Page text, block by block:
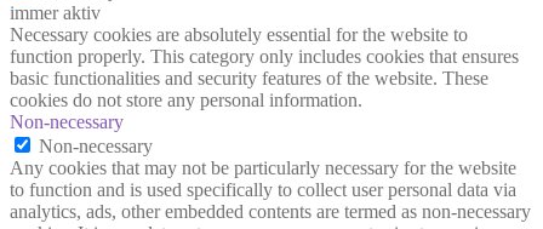
immer aktiv
Necessary cookies are absolutely essential for the website to
function properly. This category only includes cookies that ensures
basic functionalities and security features of the website. These
cookies do not store any personal information.
Non-necessary
Non-necessary
Any cookies that may not be particularly necessary for the website
to function and is used specifically to collect user personal data via
analytics, ads, other embedded contents are termed as non-necessary